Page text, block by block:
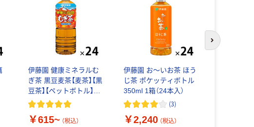
伊藤園 健康ミネラルむ
ぎ茶 黒豆麦茶【麦茶】【黒
豆茶】【ペットボトル】
【缶】【紙パック】【ノンカ
￥615~ （税込）
伊藤園 お～いお茶 ほう
じ茶 ポケッティボトル
350ml 1箱（24本入）
(3)
￥2,240 （税込）
次のスライド